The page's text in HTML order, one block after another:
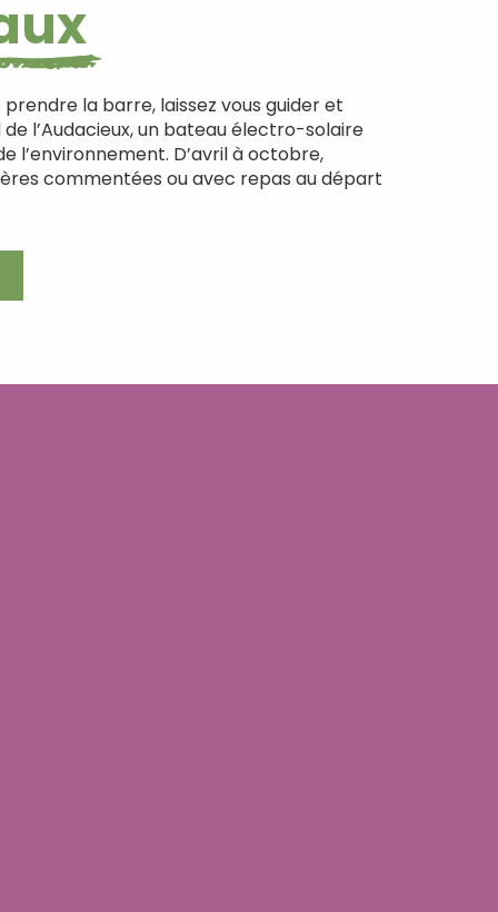
prendre la barre, laissez vous guider et
l’Audacieux, un bateau électro-solaire
l’environnement. D’avril à octobre,
commentées ou avec repas au départ